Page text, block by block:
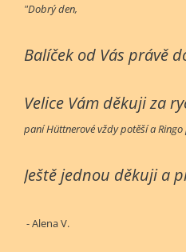
"Dobrý den,
Balíček od Vás právě
Velice Vám děkuji za
paní Hüttnerové vždy potěší a
Ještě jednou děkuji a
- Alena V.